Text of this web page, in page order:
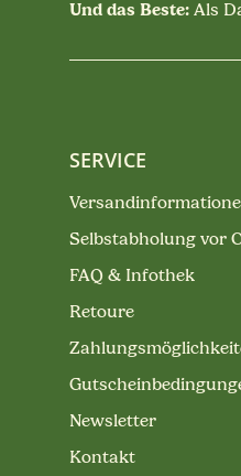
Und das Beste: Als
SERVICE
Selbstabholung vor
FAQ & Infothek
Retoure
Newsletter
Kontakt